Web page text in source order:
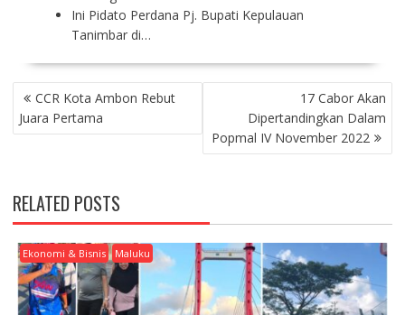
Ini Pidato Perdana Pj. Bupati Kepulauan
Tanimbar di…
P
O
S
A
V
I
G
A
T
CCR Kota Ambon Rebut
Juara Pertama
17 Cabor Akan
Dipertandingkan Dalam
Popmal IV November 2022
RELATED POSTS
Ekonomi & Bisnis Maluku